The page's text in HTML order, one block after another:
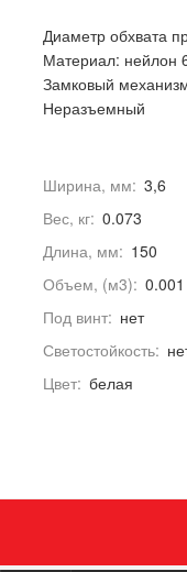
Диаметр обхвата
Материал: нейлон
Замковый
Неразъемный
Ширина, мм: 3,6
Вес, кг: 0.073
Длина, мм: 150
Объем, (м3): 0.001
Под винт: нет
Светостойкость:
Цвет: белая